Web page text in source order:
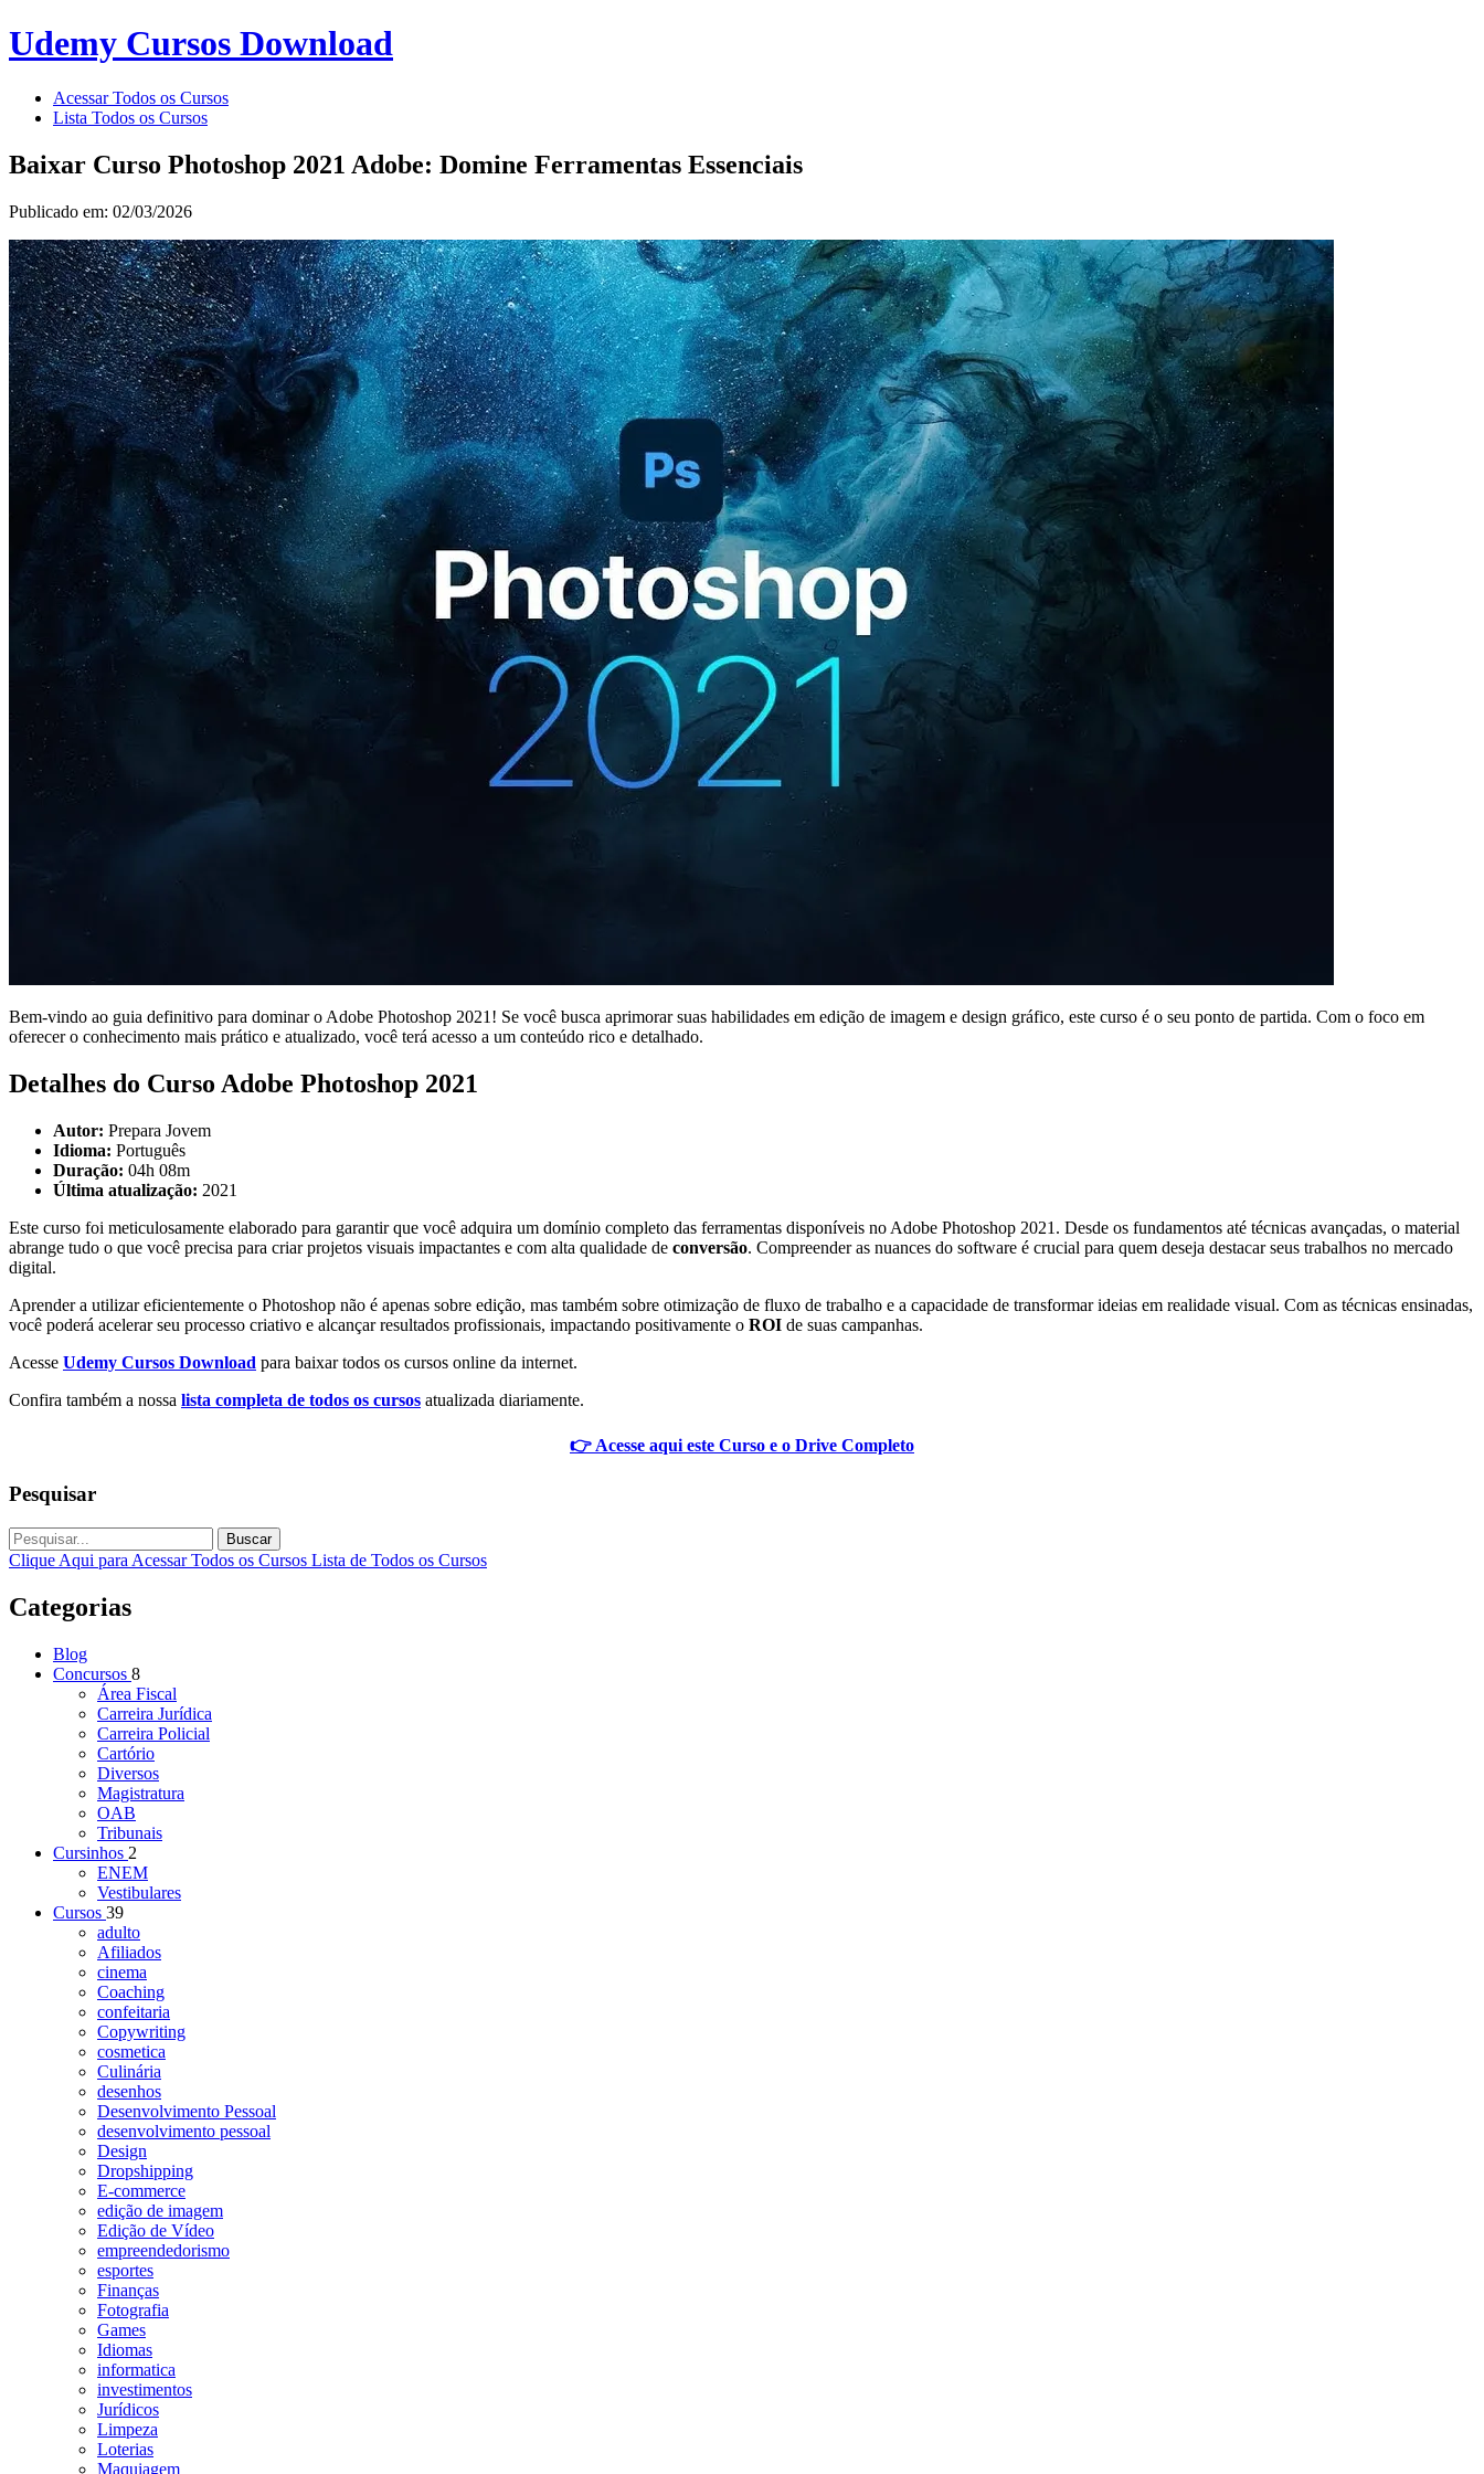
Udemy Cursos Download
Acessar Todos os Cursos
Lista Todos os Cursos
Baixar Curso Photoshop 2021 Adobe: Domine Ferramentas Essenciais
Publicado em: 02/03/2026
Bem-vindo ao guia definitivo para dominar o Adobe Photoshop 2021! Se você busca aprimorar suas habilidades em edição de imagem e design gráfico, este curso é o seu ponto de partida. Com o foco em
oferecer o conhecimento mais prático e atualizado, você terá acesso a um conteúdo rico e detalhado.
Detalhes do Curso Adobe Photoshop 2021
Autor: Prepara Jovem
Idioma: Português
Duração: 04h 08m
Última atualização: 2021
Este curso foi meticulosamente elaborado para garantir que você adquira um domínio completo das ferramentas disponíveis no Adobe Photoshop 2021. Desde os fundamentos até técnicas avançadas, o material
abrange tudo o que você precisa para criar projetos visuais impactantes e com alta qualidade de conversão. Compreender as nuances do software é crucial para quem deseja destacar seus trabalhos no mercado
digital.
Aprender a utilizar eficientemente o Photoshop não é apenas sobre edição, mas também sobre otimização de fluxo de trabalho e a capacidade de transformar ideias em realidade visual. Com as técnicas ensinadas,
você poderá acelerar seu processo criativo e alcançar resultados profissionais, impactando positivamente o ROI de suas campanhas.
Acesse Udemy Cursos Download para baixar todos os cursos online da internet.
Confira também a nossa lista completa de todos os cursos atualizada diariamente.
👉 Acesse aqui este Curso e o Drive Completo
Pesquisar
Buscar
Clique Aqui para Acessar Todos os Cursos Lista de Todos os Cursos
Categorias
Blog
Concursos 8
Área Fiscal
Carreira Jurídica
Carreira Policial
Cartório
Diversos
Magistratura
OAB
Tribunais
Cursinhos 2
ENEM
Vestibulares
Cursos 39
adulto
Afiliados
cinema
Coaching
confeitaria
Copywriting
cosmetica
Culinária
desenhos
Desenvolvimento Pessoal
desenvolvimento pessoal
Design
Dropshipping
E-commerce
edição de imagem
Edição de Vídeo
empreendedorismo
esportes
Finanças
Fotografia
Games
Idiomas
informatica
investimentos
Jurídicos
Limpeza
Loterias
Maquiagem